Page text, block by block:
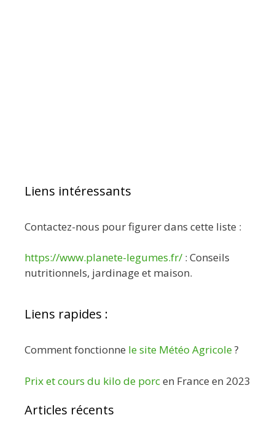
Liens intéressants
Contactez-nous pour figurer dans cette liste :
https://www.planete-legumes.fr/ : Conseils
nutritionnels, jardinage et maison.
Liens rapides :
Comment fonctionne le site Météo Agricole?
Prix et cours du kilo de porcen France en 2023
Articles récents